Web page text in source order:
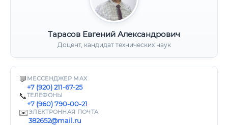
Тарасов Евгений Александрович
Доцент, кандидат технических наук
💬 МЕССЕНДЖЕР MAX
+7 (920) 211-67-25
📞ТЕЛЕФОНЫ
+7 (960) 790-00-21
✉️ЭЛЕКТРОННАЯ ПОЧТА
382652@mail.ru